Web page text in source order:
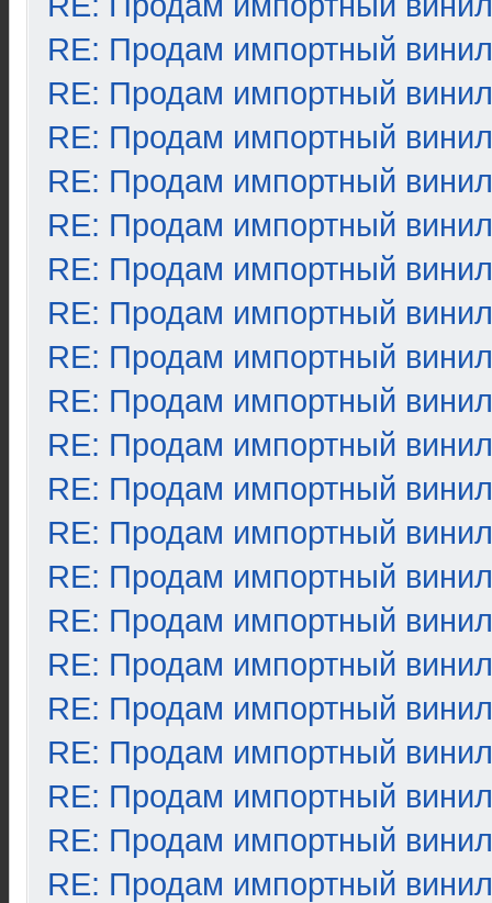
RE: Продам импортный винил
RE: Продам импортный винил
RE: Продам импортный винил
RE: Продам импортный винил
RE: Продам импортный винил
RE: Продам импортный винил
RE: Продам импортный винил
RE: Продам импортный винил
RE: Продам импортный винил
RE: Продам импортный винил
RE: Продам импортный винил
RE: Продам импортный винил
RE: Продам импортный винил
RE: Продам импортный винил
RE: Продам импортный винил
RE: Продам импортный винил
RE: Продам импортный винил
RE: Продам импортный винил
RE: Продам импортный винил
RE: Продам импортный винил